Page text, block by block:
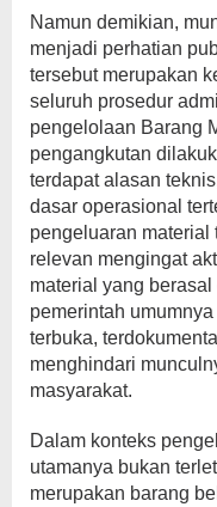
Namun demikian,
menjadi perhatian
tersebut merupakan
seluruh prosedur
pengelolaan Barang
pengangkutan
terdapat alasan
dasar operasional
pengeluaran material
relevan mengingat
material yang
pemerintah
terbuka,
menghindari
masyarakat.
Dalam konteks
utamanya bukan
merupakan barang